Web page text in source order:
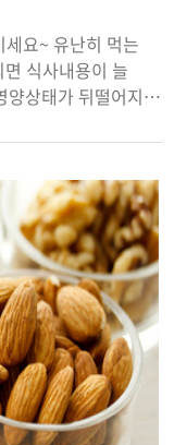
식사내용이 늘
양상태가 뒤떨어지게